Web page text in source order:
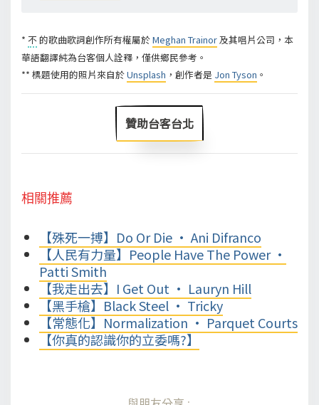
* 不的歌曲歌詞創作所有權屬於Meghan Trainor及其唱片公司，本
華語翻譯純為台客個人詮釋，僅供鄉民參考。
** 標題使用的照片來自於Unsplash ，創作者是 Jon Tyson 。
贊助台客台北
相關推薦
【殊死一搏】Do Or Die • Ani Difranco
【人民有力量】People Have The Power •
Patti Smith
【我走出去】I Get Out • Lauryn Hill
【黑手槍】Black Steel • Tricky
【常態化】Normalization • Parquet Courts
【你真的認識你的立委嗎?】